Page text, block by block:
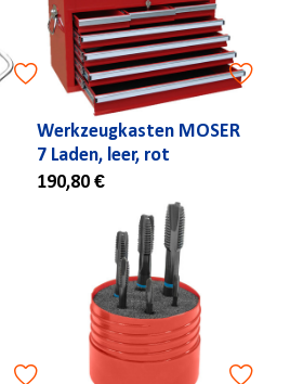
Werkzeugkasten MOSER
7 Laden, leer, rot
190,80 €